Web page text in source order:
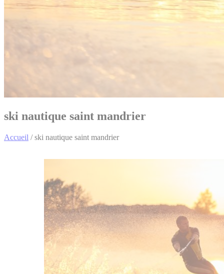
ski nautique saint mandrier
Accueil /ski nautique saint mandrier